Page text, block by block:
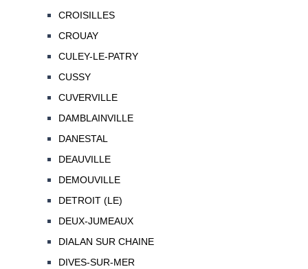
CROISILLES
CROUAY
CULEY-LE-PATRY
CUSSY
CUVERVILLE
DAMBLAINVILLE
DANESTAL
DEAUVILLE
DEMOUVILLE
DETROIT (LE)
DEUX-JUMEAUX
DIALAN SUR CHAINE
DIVES-SUR-MER